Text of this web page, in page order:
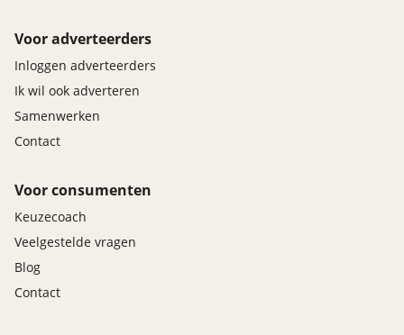
Voor adverteerders
Inloggen adverteerders
Ik wil ook adverteren
Samenwerken
Contact
Voor consumenten
Keuzecoach
Veelgestelde vragen
Blog
Contact